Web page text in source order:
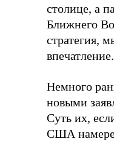
столице, а
Ближнего
стратегия,
впечатление.
Немного
новыми
Суть их,
США